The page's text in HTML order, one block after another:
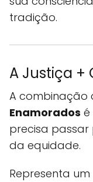
tradição.
A Justiça +
A combinação
Enamorados é
precisa
da equidade.
Representa